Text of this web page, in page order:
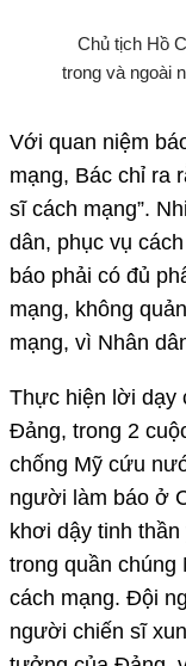
Chủ tịch Hồ
trong và ngoài
Với quan niệm
mạng, Bác chỉ ra
sĩ cách mạng”.
dân, phục vụ
báo phải có đủ
mạng, không
mạng, vì Nhân
Thực hiện lời dạy
Ðảng, trong 2
chống Mỹ cứu
người làm báo ở
khơi dậy tinh
trong quần chúng
cách mạng. Ðội
người chiến sĩ